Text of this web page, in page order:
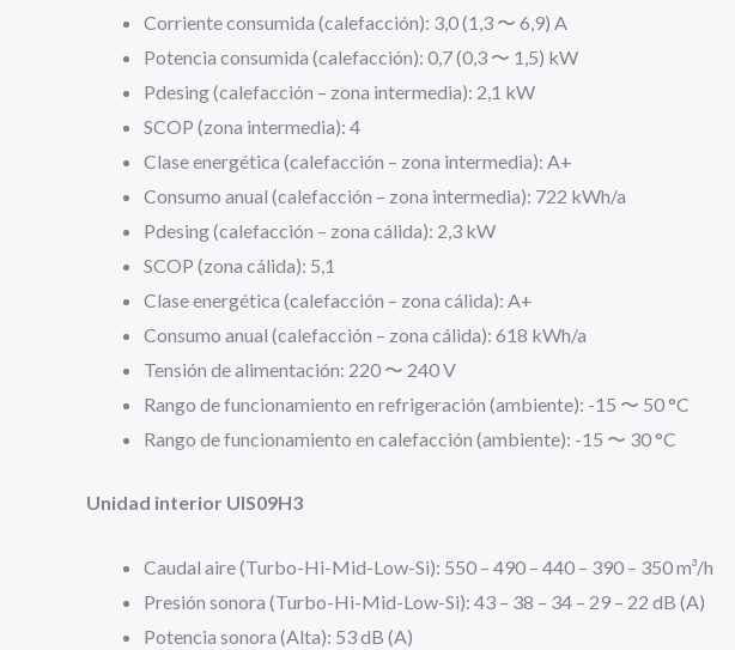
Corriente consumida (calefacción): 3,0 (1,3 〜 6,9) A
Potencia consumida (calefacción): 0,7 (0,3 〜 1,5) kW
Pdesing (calefacción – zona intermedia): 2,1 kW
SCOP (zona intermedia): 4
Clase energética (calefacción – zona intermedia): A+
Consumo anual (calefacción – zona intermedia): 722 kWh/a
Pdesing (calefacción – zona cálida): 2,3 kW
SCOP (zona cálida): 5,1
Clase energética (calefacción – zona cálida): A+
Consumo anual (calefacción – zona cálida): 618 kWh/a
Tensión de alimentación: 220 〜 240 V
Rango de funcionamiento en refrigeración (ambiente): -15 〜 50 °C
Rango de funcionamiento en calefacción (ambiente): -15 〜 30 °C
Unidad interior UIS09H3
Caudal aire (Turbo-Hi-Mid-Low-Si): 550 – 490 – 440 – 390 – 350 m³/h
Presión sonora (Turbo-Hi-Mid-Low-Si): 43 – 38 – 34 – 29 – 22 dB (A)
Potencia sonora (Alta): 53 dB (A)